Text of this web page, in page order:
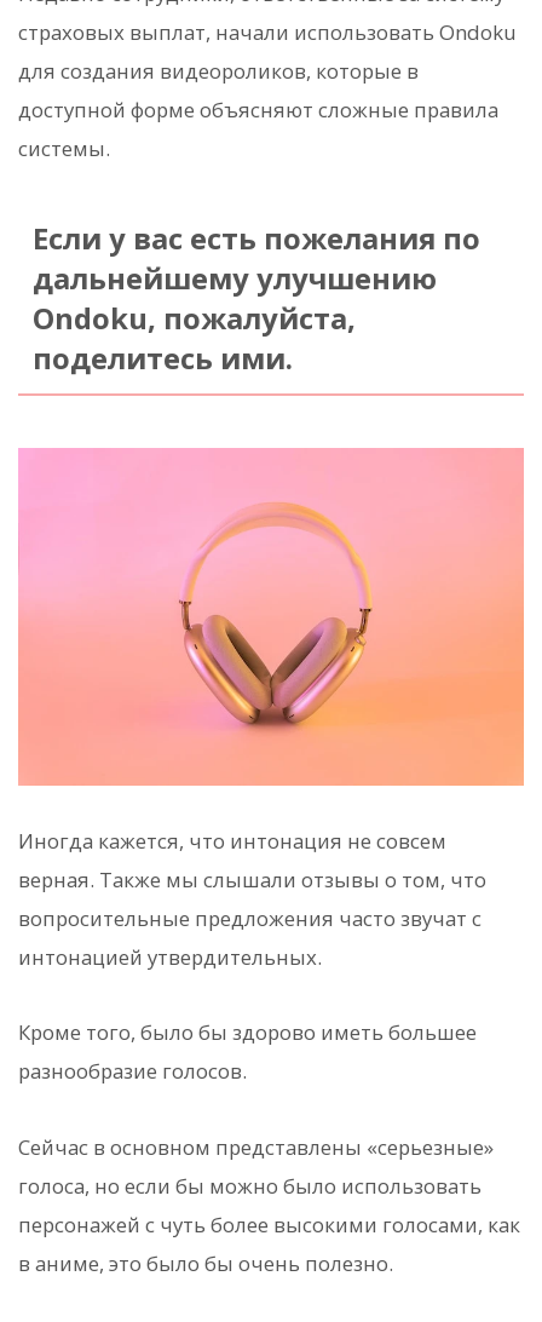
страховых выплат, начали использовать Ondoku
для создания видеороликов, которые в
доступной форме объясняют сложные правила
системы.
Если у вас есть пожелания по
дальнейшему улучшению
Ondoku, пожалуйста,
поделитесь ими.
Иногда кажется, что интонация не совсем
верная. Также мы слышали отзывы о том, что
вопросительные предложения часто звучат с
интонацией утвердительных.
Кроме того, было бы здорово иметь большее
разнообразие голосов.
Сейчас в основном представлены «серьезные»
голоса, но если бы можно было использовать
персонажей с чуть более высокими голосами, как
в аниме, это было бы очень полезно.